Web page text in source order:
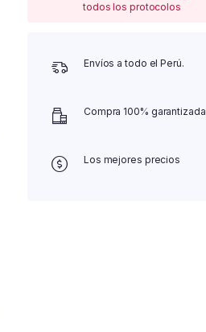
todos los protocolos
Envíos a todo el Perú.
Compra 100% garantizada
Los mejores precios